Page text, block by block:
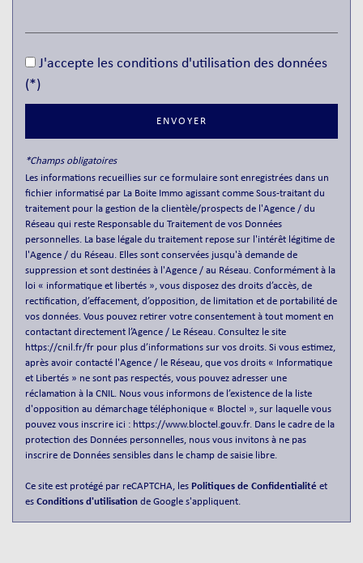
statistiques
Propriétaires (vs. locataires)
Taxe foncière 8,37 %
Habitants de moins de 25 ans 28,46 %
Habitants de 25 à 55 ans
Habitants de plus de 55 ans
Nombre d'enfants par famille 0,94
Familles sans enfant 49,27 %
Familles avec 1 ou 2 enfants
Maisons 1,77 %
Appartements
Familles avec 3 enfants 8,72 %
J'accepte les conditions d'utilisation des données
(*)
ENVOYER
*Champs obligatoires
Les informations recueillies sur ce formulaire sont enregistrées dans un
fichier informatisé par La Boite Immo agissant comme Sous-traitant du
traitement pour la gestion de la clientèle/prospects de l'Agence / du
Réseau qui reste Responsable du Traitement de vos Données
personnelles. La base légale du traitement repose sur l'intérêt légitime de
l'Agence / du Réseau. Elles sont conservées jusqu'à demande de
suppression et sont destinées à l'Agence / au Réseau. Conformément à la
loi « informatique et libertés », vous disposez des droits d’accès, de
rectification, d’effacement, d’opposition, de limitation et de portabilité de
vos données. Vous pouvez retirer votre consentement à tout moment en
contactant directement l’Agence / Le Réseau. Consultez le site
https://cnil.fr/fr pour plus d’informations sur vos droits. Si vous estimez,
après avoir contacté l'Agence / le Réseau, que vos droits « Informatique
et Libertés » ne sont pas respectés, vous pouvez adresser une
réclamation à la CNIL. Nous vous informons de l’existence de la liste
d'opposition au démarchage téléphonique « Bloctel », sur laquelle vous
pouvez vous inscrire ici : https://www.bloctel.gouv.fr. Dans le cadre de la
protection des Données personnelles, nous vous invitons à ne pas
inscrire de Données sensibles dans le champ de saisie libre.
Ce site est protégé par reCAPTCHA, les Politiques de Confidentialité et
es Conditions d'utilisation de Google s'appliquent.